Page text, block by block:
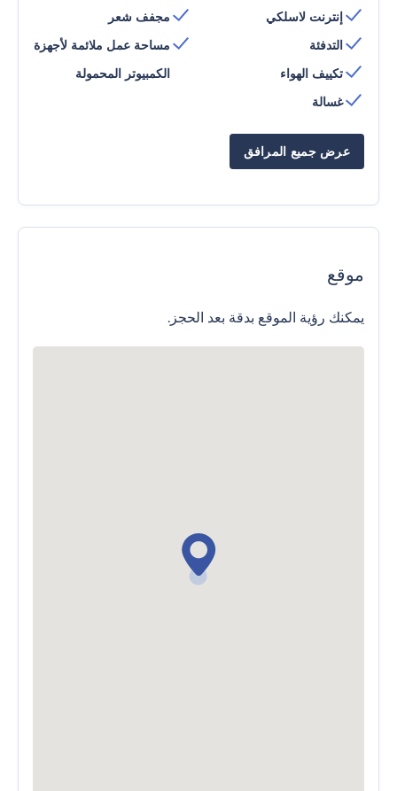
إنترنت لاسلكي
التدفئة
تكييف الهواء
غسالة
مجفف شعر
مساحة عمل ملائمة لأجهزة
الكمبيوتر المحمولة
عرض جميع المرافق
موقع
يمكنك رؤية الموقع بدقة بعد الحجز.